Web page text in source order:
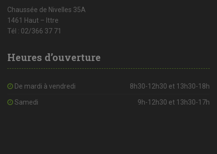
Chaussée de Nivelles 35A
1461 Haut – Ittre
Tél : 02/366 37 71
Heures d’ouverture
De mardi à vendredi 8h30-12h30 et 13h30-18h
Samedi 9h-12h30 et 13h30-17h